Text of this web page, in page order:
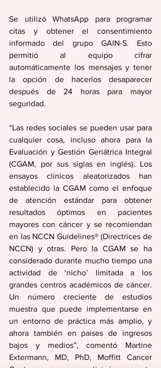
Se utilizó WhatsApp para programar
citas y obtener el consentimiento
informado del grupo GAIN-S. Esto
permitió al equipo cifrar
automáticamente los mensajes y tener
la opción de hacerlos desaparecer
después de 24 horas para mayor
seguridad.
“Las redes sociales se pueden usar para
cualquier cosa, incluso ahora para la
Evaluación y Gestión Geriátrica Integral
(CGAM, por sus siglas en inglés). Los
ensayos clínicos aleatorizados han
establecido la CGAM como el enfoque
de atención estándar para obtener
resultados óptimos en pacientes
mayores con cáncer y se recomiendan
en las NCCN Guidelines® (Directrices de
NCCN) y otras. Pero la CGAM se ha
considerado durante mucho tiempo una
actividad de ‘nicho’ limitada a los
grandes centros académicos de cáncer.
Un número creciente de estudios
muestra que puede implementarse en
un entorno de práctica más amplio, y
ahora también en países de ingresos
bajos y medios”, comentó Martine
Extermann, MD, PhD, Moffitt Cancer